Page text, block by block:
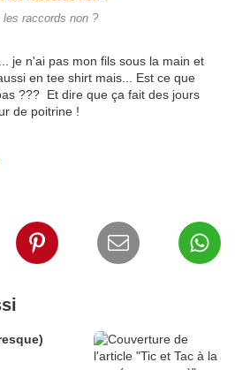
les raccords non ?
je n'ai pas mon fils sous la main et
en tee shirt mais... Est ce que
??? Et dire que ça fait des jours
de poitrine !